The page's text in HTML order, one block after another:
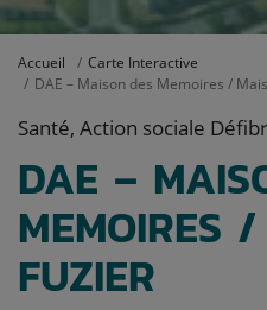
Accueil
Carte Interactive
DAE – Maison des Memoires /
Santé, Action sociale
DAE –
MEMOIRES
FUZIER